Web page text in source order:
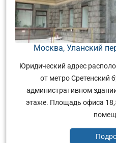
Москва, Уланский
Юридический адрес
от метро Сретенский
административном
этаже. Площадь офиса